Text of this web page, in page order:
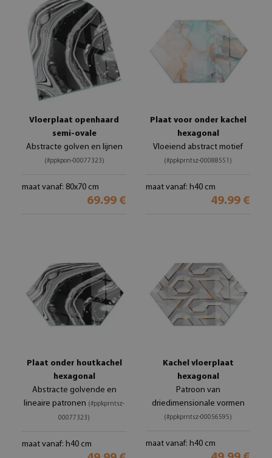
Vloerplaat openhaard
semi-ovale
Abstracte golven en lijnen
(#ppkpon-00077323)
maat vanaf: 80x70 cm
69.99 €
Plaat voor onder kachel
hexagonal
Vloeiend abstract motief
(#ppkprntsz-00088551)
maat vanaf: h40 cm
49.99 €
Plaat onder houtkachel
hexagonal
Abstracte golvende en
lineaire patronen (#ppkprntsz-
00077323)
maat vanaf: h40 cm
Kachel vloerplaat
hexagonal
Patroon van
driedimensionale vormen
(#ppkprntsz-00056595)
maat vanaf: h40 cm